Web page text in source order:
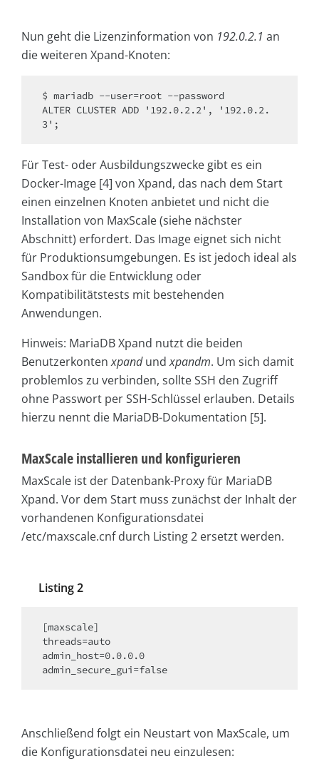
Nun geht die Lizenzinformation von 192.0.2.1 an
die weiteren Xpand-Knoten:
$ mariadb --user=root --password
ALTER CLUSTER ADD '192.0.2.2', '192.0.2.
3';
Für Test- oder Ausbildungszwecke gibt es ein
Docker-Image [4] von Xpand, das nach dem Start
einen einzelnen Knoten anbietet und nicht die
Installation von MaxScale (siehe nächster
Abschnitt) erfordert. Das Image eignet sich nicht
für Produktionsumgebungen. Es ist jedoch ideal als
Sandbox für die Entwicklung oder
Kompatibilitätstests mit bestehenden
Anwendungen.
Hinweis: MariaDB Xpand nutzt die beiden
Benutzerkontenxpandundxpandm. Um sich damit
problemlos zu verbinden, sollte SSH den Zugriff
ohne Passwort per SSH-Schlüssel erlauben. Details
hierzu nennt die MariaDB-Dokumentation [5].
MaxScale installieren und konfigurieren
MaxScale ist der Datenbank-Proxy für MariaDB
Xpand. Vor dem Start muss zunächst der Inhalt der
vorhandenen Konfigurationsdatei
/etc/maxscale.cnf durch Listing 2 ersetzt werden.
Listing 2
[maxscale]
threads=auto
admin_host=0.0.0.0
admin_secure_gui=false
Anschließend folgt ein Neustart von MaxScale, um
die Konfigurationsdatei neu einzulesen: